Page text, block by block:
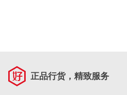
正品行货，精致服务